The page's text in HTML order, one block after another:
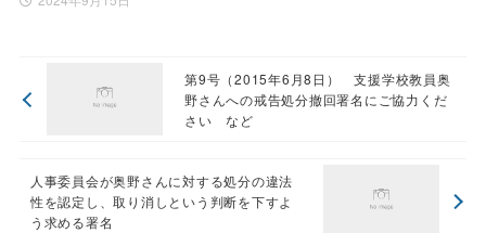
第9号（2015年6月8日） 支援学校教員奥
野さんへの戒告処分撤回署名にご協力くだ
さい など
人事委員会が奥野さんに対する処分の違法
性を認定し、取り消しという判断を下すよ
う求める署名